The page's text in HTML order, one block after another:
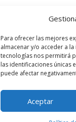
Para ofrecer las mejores
almacenar y/o acceder a
tecnologías nos permitirá
las identificaciones únicas
puede afectar
Aceptar